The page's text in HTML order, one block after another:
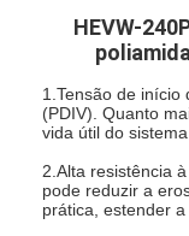
HEVW-
1.Tensão de início
(PDIV). Quanto
vida útil do
2.Alta resistência
pode reduzir a
prática, estender